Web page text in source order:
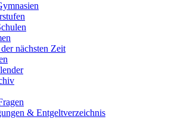
nächsten Zeit
& Entgeltverzeichnis